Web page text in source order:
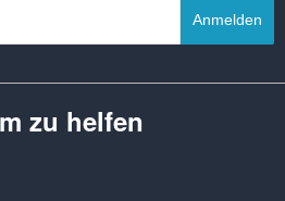
Anmelden
zu helfen